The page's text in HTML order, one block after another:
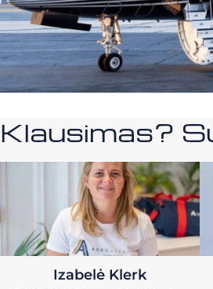
Klausimas?
Izabelė Klerk